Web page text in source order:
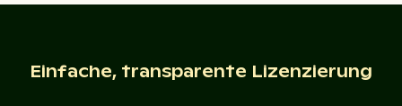
Einfache, transparente Lizenzierung